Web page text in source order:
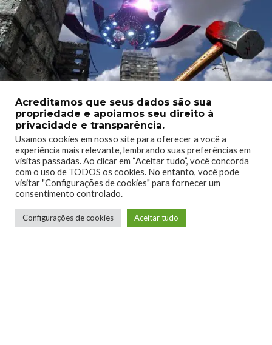
Serious Sam 3: BFEse passaantes dos acontecimentos de
The First Encounter, ou seja, é umprequel. Esse jogo
facilitou imensamente o meu entendimento da história, foi
nele que me senti realmente apto a falar sobre a história do
aconteceu antes de viajarmos ao passado
Acreditamos que seus dados são sua
propriedade e apoiamos seu direito à
privacidade e transparência.
Usamos cookies em nosso site para oferecer a você a
experiência mais relevante, lembrando suas preferências em
visitas passadas. Ao clicar em “Aceitar tudo”, você concorda
com o uso de TODOS os cookies. No entanto, você pode
visitar "Configurações de cookies" para fornecer um
consentimento controlado.
Configurações de cookies Aceitar tudo